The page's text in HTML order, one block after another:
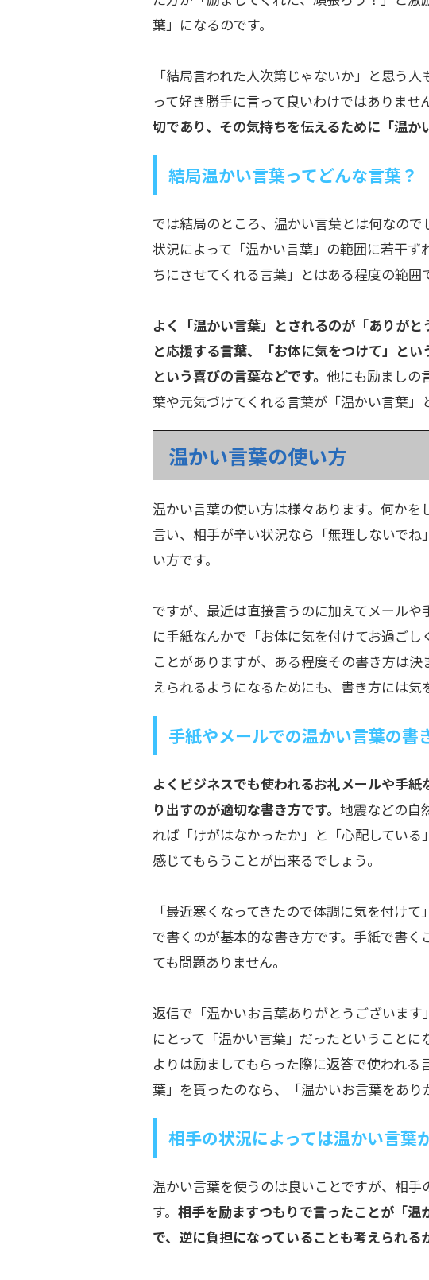
葉」になるのです。
「結局言われた人次第じゃないか」と思う
って好き勝手に言って良いわけではありませ
切であり、その気持ちを伝えるために「温か
結局温かい言葉ってどんな言葉？
では結局のところ、温かい言葉とは何なの
状況によって「温かい言葉」の範囲に若干
ちにさせてくれる言葉」とはある程度の範囲
よく「温かい言葉」とされるのが「ありがと
と応援する言葉、「お体に気をつけて」とい
という喜びの言葉などです。 他にも励ましの
葉や元気づけてくれる言葉が「温かい言葉」
温かい言葉の使い方
温かい言葉の使い方は様々あります。何か
言い、相手が辛い状況なら「無理しないで
い方です。
ですが、最近は直接言うのに加えてメール
に手紙なんかで「お体に気を付けてお過ご
ことがありますが、ある程度その書き方は
えられるようになるためにも、書き方には気
手紙やメールでの温かい言葉の書
よくビジネスでも使われるお礼メールや手
り出すのが適切な書き方です。 地震などの自
れば「けがはなかったか」と「心配してい
感じてもらうことが出来るでしょう。
「最近寒くなってきたので体調に気を付け
で書くのが基本的な書き方です。手紙で書
ても問題ありません。
返信で「温かいお言葉ありがとうございま
にとって「温かい言葉」だったということ
よりは励ましてもらった際に返答で使われ
葉」を貰ったのなら、「温かいお言葉をあり
相手の状況によっては温かい言葉
温かい言葉を使うのは良いことですが、相
す。 相手を励ますつもりで言ったことが「
で、逆に負担になっていることも考えられる